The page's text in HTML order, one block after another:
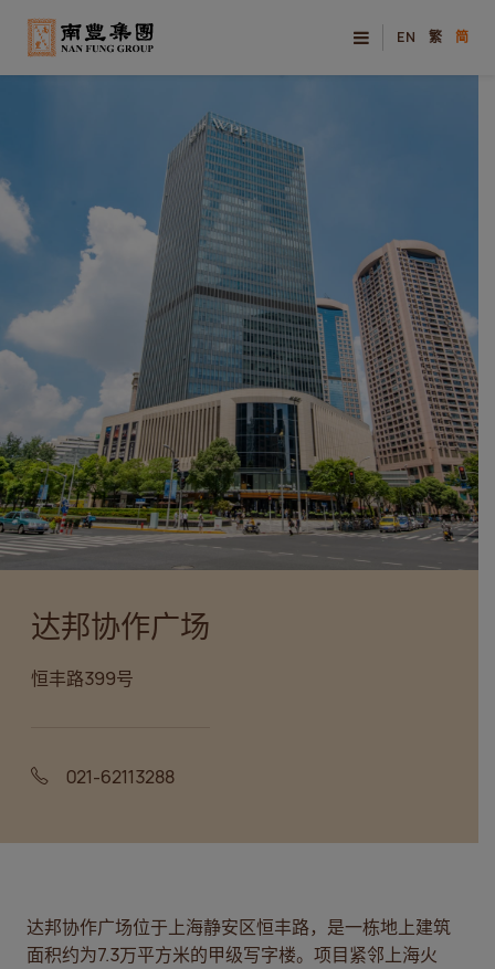
EN 繁 简
达邦协作广场
恒丰路399号
021-62113288
达邦协作广场位于上海静安区恒丰路，是一栋地上建筑
面积约为7.3万平方米的甲级写字楼。 项目紧邻上海火